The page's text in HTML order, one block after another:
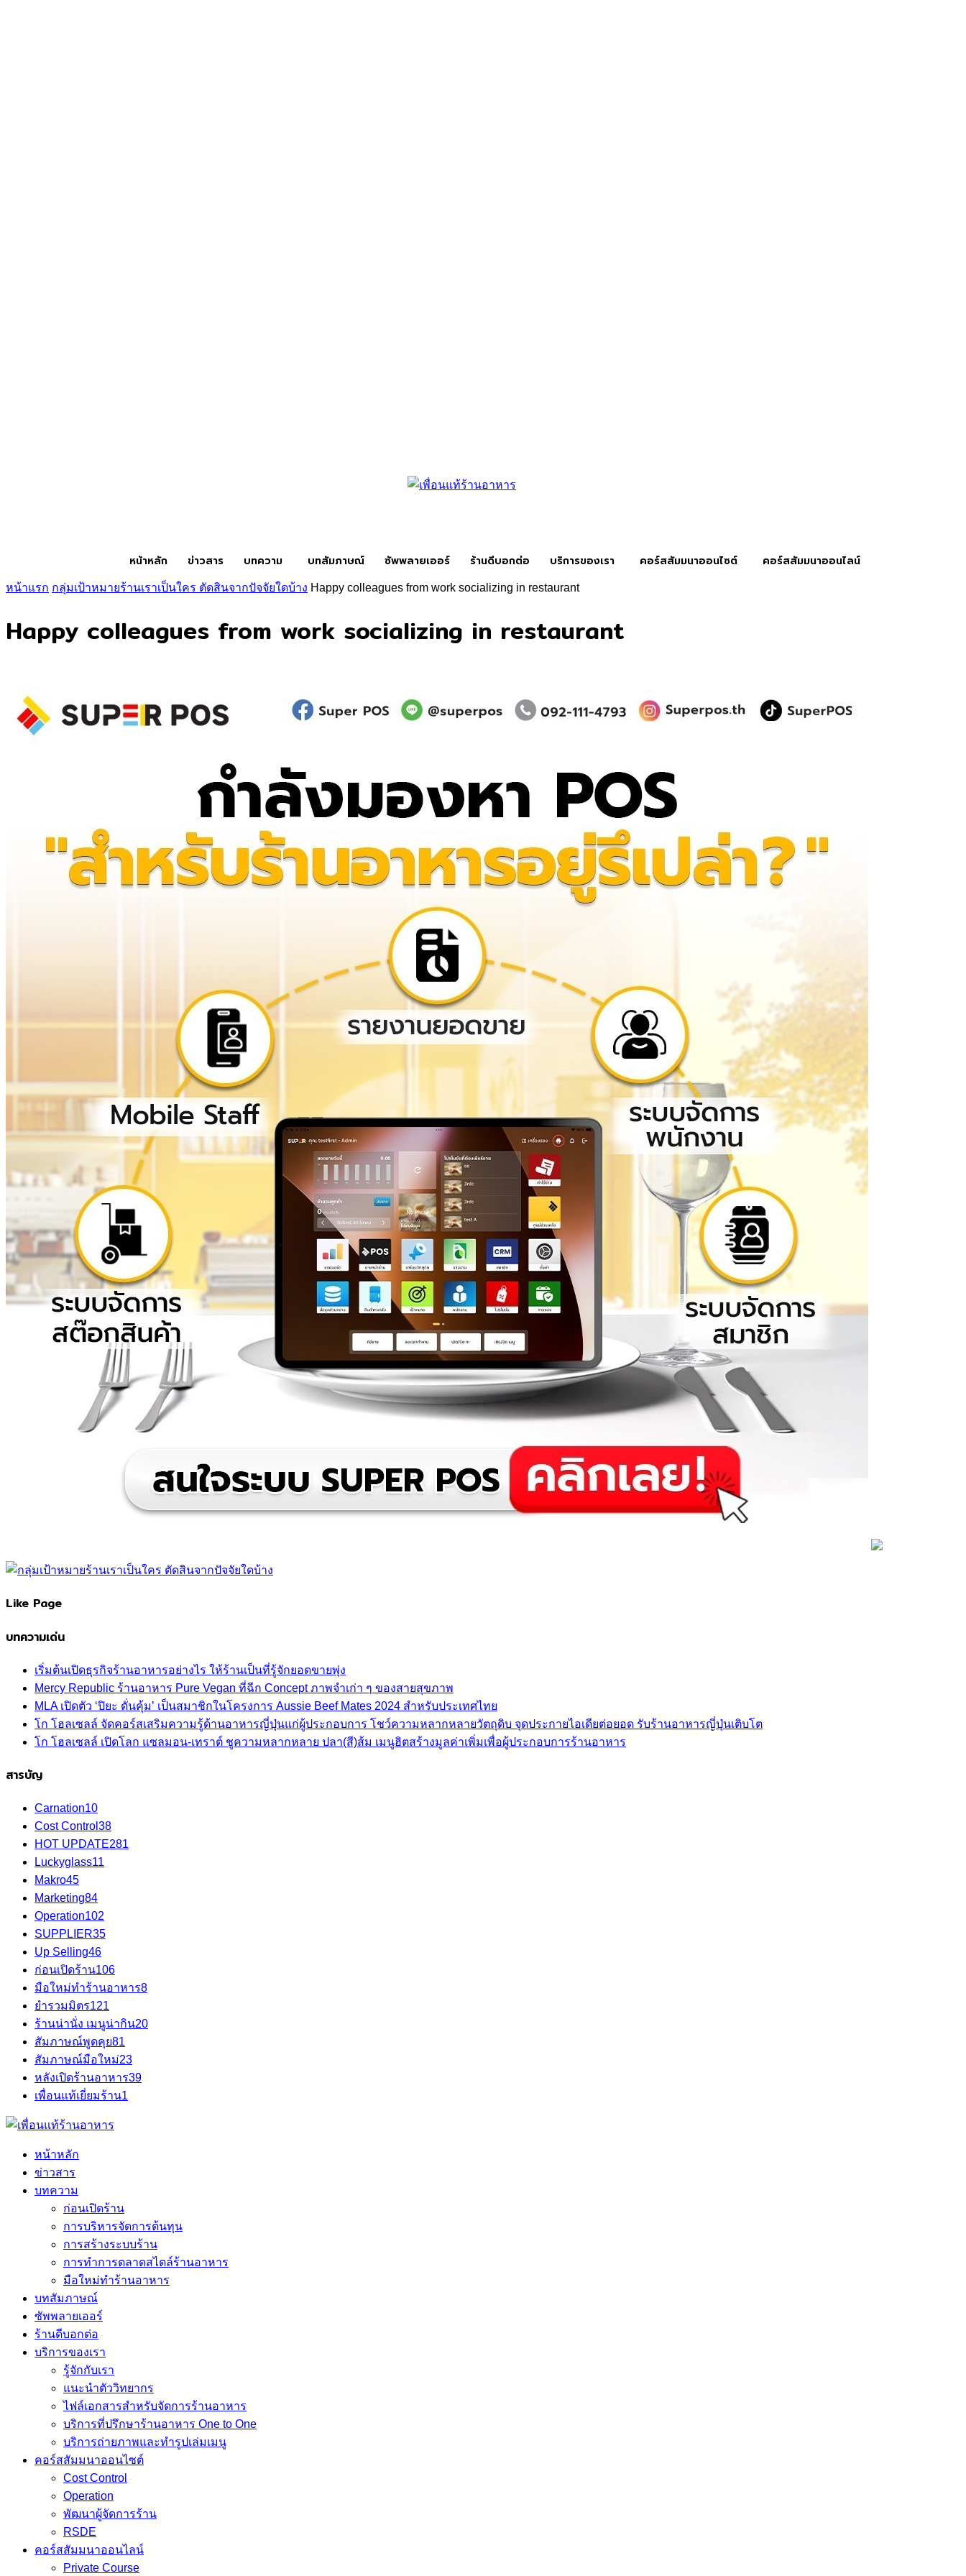
หน้าหลัก ข่าวสาร บทความ บทสัมภาษณ์ ซัพพลายเออร์ ร้านดีบอกต่อ บริการของเรา คอร์สสัมมนาออนไซต์ คอร์สสัมมนาออนไลน์
หน้าแรก กลุ่มเป้าหมายร้านเราเป็นใคร ตัดสินจากปัจจัยใดบ้าง Happy colleagues from work socializing in restaurant
Happy colleagues from work socializing in restaurant
Like Page
บทความเด่น
เริ่มต้นเปิดธุรกิจร้านอาหารอย่างไร ให้ร้านเป็นที่รู้จักยอดขายพุ่ง
Mercy Republic ร้านอาหาร Pure Vegan ที่ฉีก Concept ภาพจำเก่า ๆ ของสายสุขภาพ
MLA เปิดตัว ‘ปิยะ ดั่นคุ้ม’ เป็นสมาชิกในโครงการ Aussie Beef Mates 2024 สำหรับประเทศไทย
โก โฮลเซลล์ จัดคอร์สเสริมความรู้ด้านอาหารญี่ปุ่นแก่ผู้ประกอบการ โชว์ความหลากหลายวัตถุดิบ จุดประกายไอเดียต่อยอด รับร้านอาหารญี่ปุ่นเติบโต
โก โฮลเซลล์ เปิดโลก แซลมอน-เทราต์ ชูความหลากหลาย ปลา(สี)ส้ม เมนูฮิตสร้างมูลค่าเพิ่มเพื่อผู้ประกอบการร้านอาหาร
สารบัญ
Carnation10
Cost Control 38
HOT UPDATE281
Luckyglass11
Makro45
Marketing84
Operation102
SUPPLIER35
Up Selling46
ก่อนเปิดร้าน106
มือใหม่ทำร้านอาหาร8
ยำรวมมิตร121
ร้านน่านั่ง เมนูน่ากิน20
สัมภาษณ์พูดคุย81
สัมภาษณ์มือใหม่23
หลังเปิดร้านอาหาร39
เพื่อนแท้เยี่ยมร้าน1
หน้าหลัก
ข่าวสาร
บทความ
ก่อนเปิดร้าน
การบริหารจัดการต้นทุน
การสร้างระบบร้าน
การทำการตลาดสไตล์ร้านอาหาร
มือใหม่ทำร้านอาหาร
บทสัมภาษณ์
ซัพพลายเออร์
ร้านดีบอกต่อ
บริการของเรา
รู้จักกับเรา
แนะนำตัววิทยากร
ไฟล์เอกสารสำหรับจัดการร้านอาหาร
บริการที่ปรึกษาร้านอาหาร One to One
บริการถ่ายภาพและทำรูปเล่มเมนู
คอร์สสัมมนาออนไซต์
Cost Control
Operation
พัฒนาผู้จัดการร้าน
RSDE
คอร์สสัมมนาออนไลน์
Private Course